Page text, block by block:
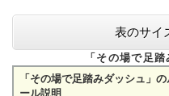
表のサイ
「その場で足
「その場で足踏みダッシュ」の
ール説明